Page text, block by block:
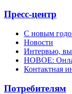
Пресс-центр
С новым
Новости
Интервью,
НОВОЕ:
Контактная
Потребителям